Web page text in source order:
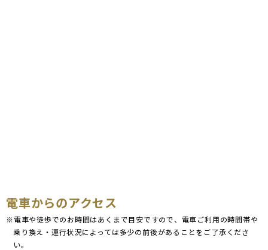
電車からのアクセス
※電車や徒歩でのお時間はあくまで目安ですので、電車ご利用の時間帯や
乗り換え・運行状況によっては多少の前後があることをご了承くださ
い。